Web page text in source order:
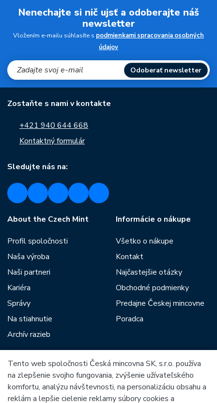
Nenechajte si nič ujsť a odoberajte náš
newsletter
Vložením e-mailu súhlasíte s podmienkami spracovania osobných
údajov
Odoberať newsletter
Zostaňte s nami v kontakte
+421 940 644 668
Kontaktný formulár
Sledujte nás na:
About the Czech Mint
Profil spoločnosti
Naša výroba
Naši partneri
Kariéra
Správy
Na stiahnutie
Archív razieb
Informácie o nákupe
Všetko o nákupe
Kontakt
Najčastejšie otázky
Obchodné podmienky
Predajne Českej mincovne
Poradca
Medzi našich partnerov patria:
Tento web spoločnosti Česká mincovna SK, s.r.o. používa
na zlepšenie svojho fungovania, zvýšenie užívateľského
komfortu, analýzu návštevnosti, na personalizáciu obsahu a
reklám a lepšie cielenie reklamy súbory cookies a